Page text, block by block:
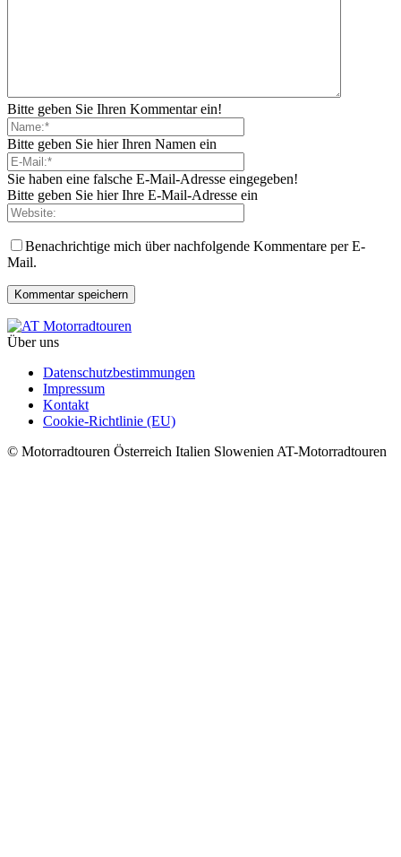
Bitte geben Sie Ihren Kommentar ein!
Bitte geben Sie hier Ihren Namen ein
Sie haben eine falsche E-Mail-Adresse eingegeben!
Bitte geben Sie hier Ihre E-Mail-Adresse ein
Benachrichtige mich über nachfolgende Kommentare per E-
Mail.
Über uns
Datenschutzbestimmungen
Impressum
Kontakt
Cookie-Richtlinie (EU)
© Motorradtouren Österreich Italien Slowenien AT-Motorradtouren